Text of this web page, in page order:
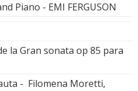
Piano - EMI FERGUSON
la Gran sonata op 85 para
- Filomena Moretti,